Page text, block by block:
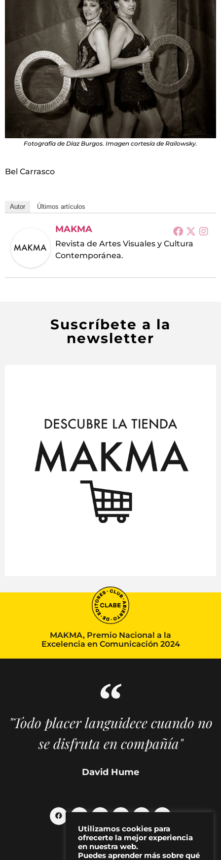
Fotografía de Díaz Burgos. Imagen cortesía de Railowsky.
Bel Carrasco
Autor Últimos artículos
MAKMA
Revista de Artes Visuales y Cultura
Contemporánea.
Suscríbete a la
newsletter
MAKMA, Premio Nacional a la
Excelencia en Comunicación 2024
"Todo placer languidece cuando no
se disfruta en compañía"
David Hume
Utilizamos cookies para
ofrecerte la mejor experiencia
en nuestra web.
Puedes aprender más sobre qué